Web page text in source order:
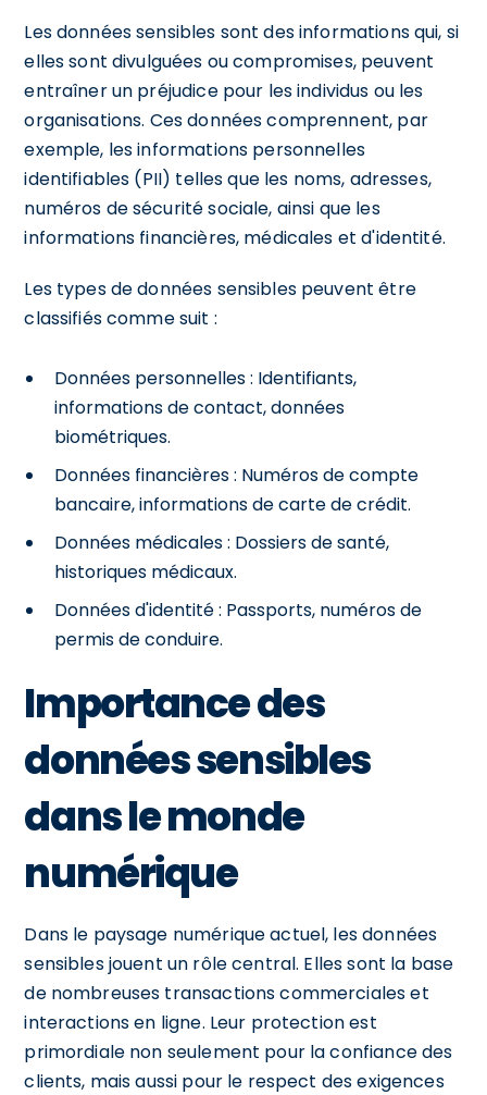
Les données sensibles sont des informations qui, si
elles sont divulguées ou compromises, peuvent
entraîner un préjudice pour les individus ou les
organisations. Ces données comprennent, par
exemple, les informations personnelles
identifiables (PII) telles que les noms, adresses,
numéros de sécurité sociale, ainsi que les
informations financières, médicales et d'identité.
Les types de données sensibles peuvent être
classifiés comme suit :
Données personnelles : Identifiants,
informations de contact, données
biométriques.
Données financières : Numéros de compte
bancaire, informations de carte de crédit.
Données médicales : Dossiers de santé,
historiques médicaux.
Données d'identité : Passports, numéros de
permis de conduire.
Importance des
données sensibles
dans le monde
numérique
Dans le paysage numérique actuel, les données
sensibles jouent un rôle central. Elles sont la base
de nombreuses transactions commerciales et
interactions en ligne. Leur protection est
primordiale non seulement pour la confiance des
clients, mais aussi pour le respect des exigences